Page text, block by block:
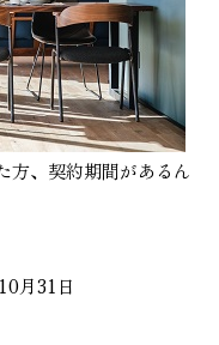
方、契約期間があるん
月31日